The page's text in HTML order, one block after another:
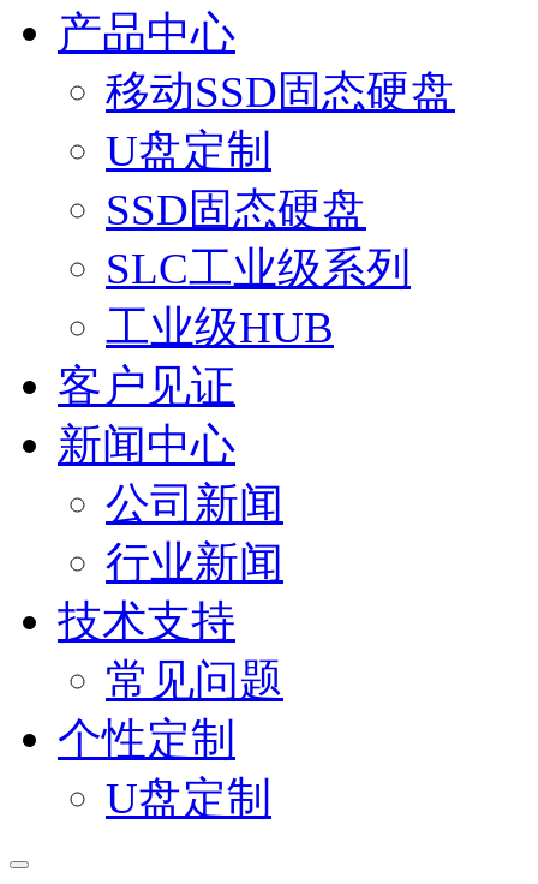
产品中心
移动SSD固态硬盘
U盘定制
SSD固态硬盘
SLC工业级系列
工业级HUB
客户见证
新闻中心
公司新闻
行业新闻
技术支持
常见问题
个性定制
U盘定制